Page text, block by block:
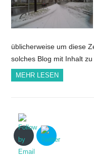
üblicherweise um diese
solches Blog mit Inhalt zu
MEHR LESEN